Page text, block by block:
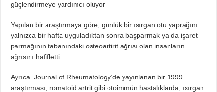
güçlendirmeye yardımcı oluyor .
Yapılan bir araştırmaya göre, günlük bir ısırgan otu yaprağını
yalnızca bir hafta uyguladıktan sonra başparmak ya da işaret
parmağının tabanındaki osteoartirit ağrısı olan insanların
ağrısını hafifletti.
Ayrıca, Journal of Rheumatology’de yayınlanan bir 1999
araştırması, romatoid artrit gibi otoimmün hastalıklarda, ısırgan